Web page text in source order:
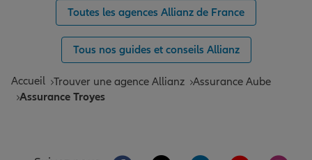
Toutes les agences Allianz de France
Tous nos guides et conseils Allianz
Accueil Trouver une agence Allianz Assurance Aube
Assurance Troyes